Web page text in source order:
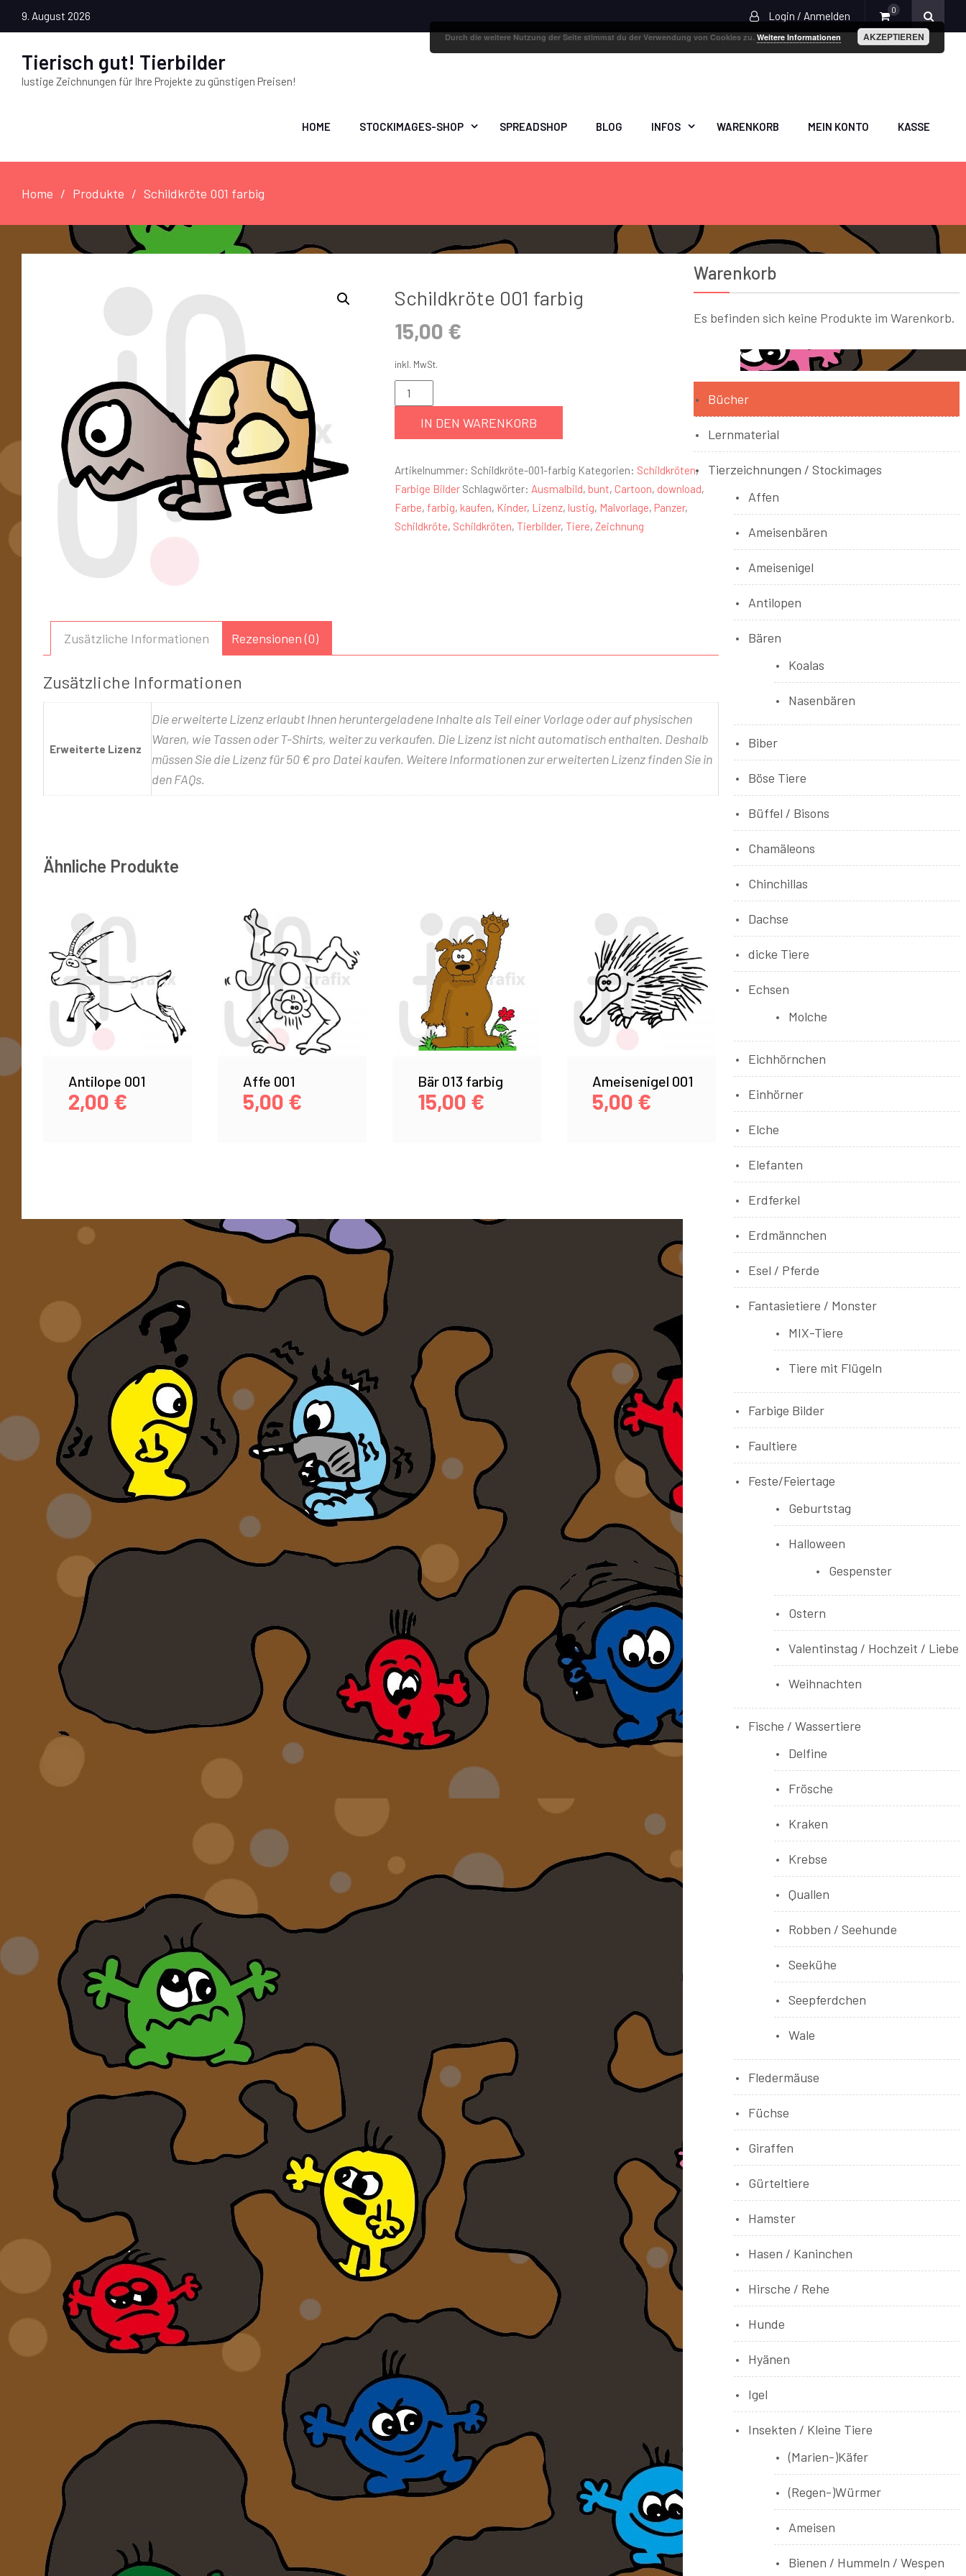
9. August 2026 Login / Anmelden 0
Tierisch gut! Tierbilder
lustige Zeichnungen für Ihre Projekte zu günstigen Preisen!
HOME STOCKIMAGES-SHOP SPREADSHOP BLOG INFOS WARENKORB MEIN KONTO KASSE
Home Produkte Schildkröte 001 farbig
Schildkröte 001 farbig
15,00 €
inkl. MwSt.
IN DEN WARENKORB
Artikelnummer: Schildkröte-001-farbig Kategorien: Schildkröten,
Farbige Bilder Schlagwörter: Ausmalbild, bunt, Cartoon, download,
Farbe, farbig, kaufen, Kinder, Lizenz, lustig, Malvorlage, Panzer,
Schildkröte, Schildkröten, Tierbilder, Tiere, Zeichnung
Zusätzliche Informationen Rezensionen (0)
Zusätzliche Informationen
Erweiterte Lizenz
Die erweiterte Lizenz erlaubt Ihnen heruntergeladene Inhalte als Teil einer Vorlage oder auf physischen
Waren, wie Tassen oder T-Shirts, weiter zu verkaufen. Die Lizenz ist nicht automatisch enthalten. Deshalb
müssen Sie die Lizenz für 50 € pro Datei kaufen. Weitere Informationen zur erweiterten Lizenz finden Sie in
den FAQs.
Ähnliche Produkte
Antilope 001
2,00 €
Affe 001
5,00 €
Bär 013 farbig
15,00 €
Ameisenigel 001
5,00 €
Warenkorb
Es befinden sich keine Produkte im Warenkorb.
Bücher
Lernmaterial
Tierzeichnungen / Stockimages
Affen
Ameisenbären
Ameisenigel
Antilopen
Bären
Koalas
Nasenbären
Biber
Böse Tiere
Büffel / Bisons
Chamäleons
Chinchillas
Dachse
dicke Tiere
Echsen
Molche
Eichhörnchen
Einhörner
Elche
Elefanten
Erdferkel
Erdmännchen
Esel / Pferde
Fantasietiere / Monster
MIX-Tiere
Tiere mit Flügeln
Farbige Bilder
Faultiere
Feste/Feiertage
Geburtstag
Halloween
Gespenster
Ostern
Valentinstag / Hochzeit / Liebe
Weihnachten
Fische / Wassertiere
Delfine
Frösche
Kraken
Krebse
Quallen
Robben / Seehunde
Seekühe
Seepferdchen
Wale
Fledermäuse
Füchse
Giraffen
Gürteltiere
Hamster
Hasen / Kaninchen
Hirsche / Rehe
Hunde
Hyänen
Igel
Insekten / Kleine Tiere
(Marien-)Käfer
(Regen-)Würmer
Ameisen
Bienen / Hummeln / Wespen
Durch die weitere Nutzung der Seite stimmst du der Verwendung von Cookies zu. Weitere Informationen AKZEPTIEREN